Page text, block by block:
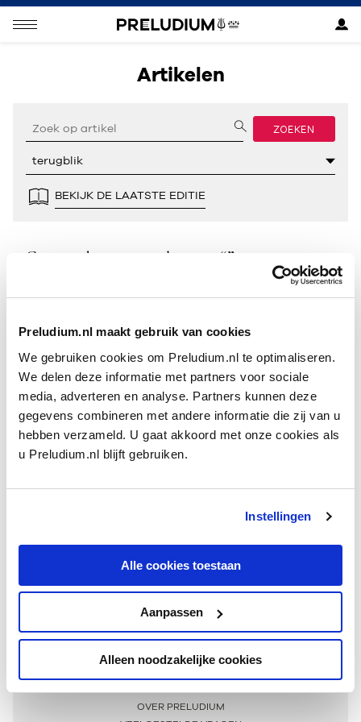
Preludium.nl maakt gebruik van cookies
We gebruiken cookies om Preludium.nl te optimaliseren.
We delen deze informatie met partners voor sociale
media, adverteren en analyse. Partners kunnen deze
gegevens combineren met andere informatie die zij van u
hebben verzameld. U gaat akkoord met onze cookies als
u Preludium.nl blijft gebruiken.
Instellingen
Alle cookies toestaan
Aanpassen
Alleen noodzakelijke cookies
Artikelen
ZOEKEN
BEKIJK DE LAATSTE EDITIE
Geen resultaten gevonden voor “”.
Meer informatie
OVER PRELUDIUM